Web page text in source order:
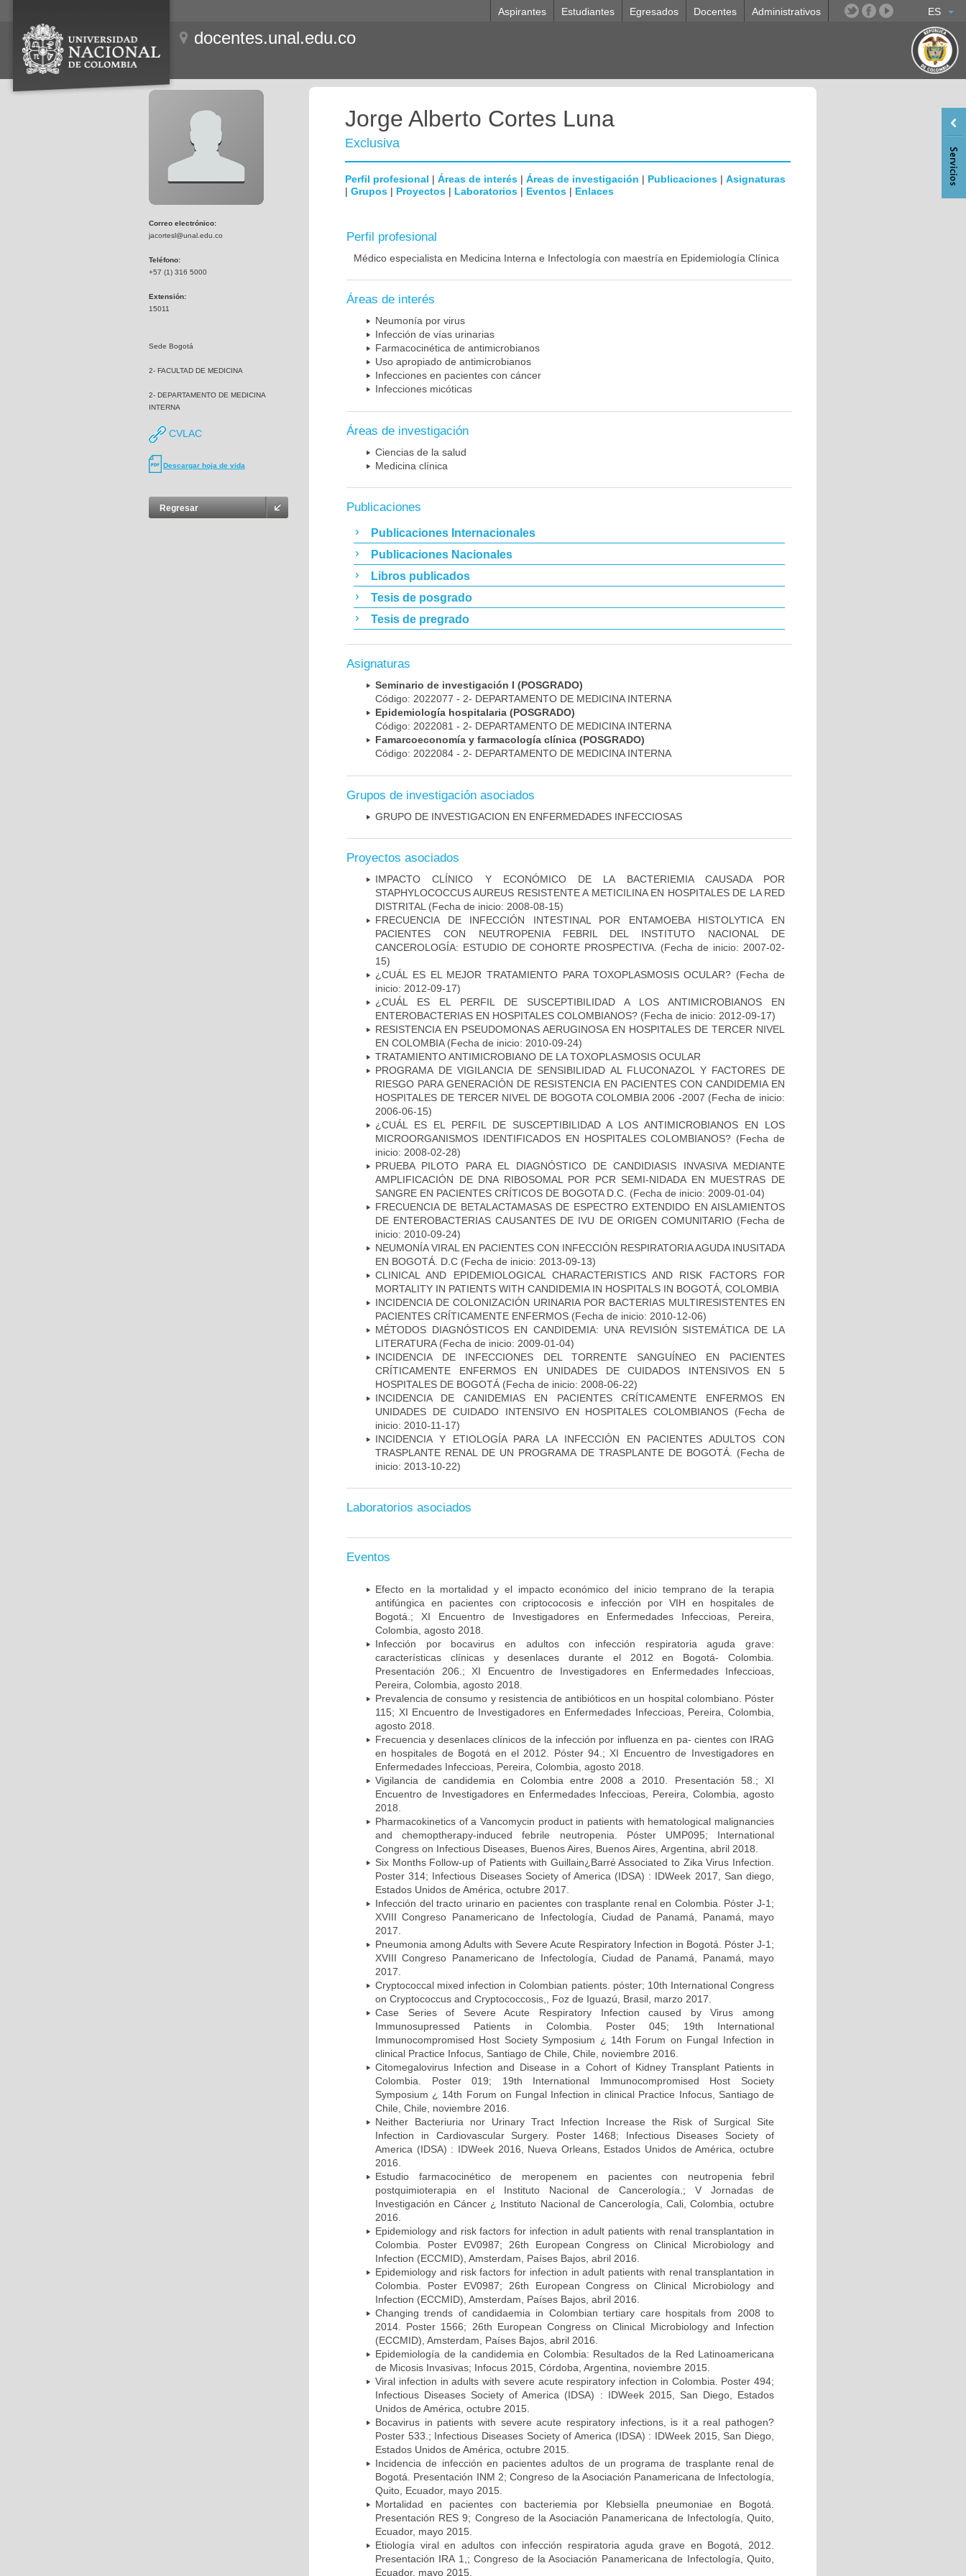
ES
Aspirantes Estudiantes Egresados Docentes Administrativos
docentes.unal.edu.co
Correo electrónico:
jacortesl@unal.edu.co
Teléfono:
+57 (1) 316 5000
Extensión:
15011
Sede Bogotá
2- FACULTAD DE MEDICINA
2- DEPARTAMENTO DE MEDICINA
INTERNA
CVLAC
Descargar hoja de vida
Regresar
Jorge Alberto Cortes Luna
Exclusiva
Perfil profesional | Áreas de interés | Áreas de investigación | Publicaciones | Asignaturas
| Grupos | Proyectos | Laboratorios | Eventos | Enlaces
Perfil profesional
Médico especialista en Medicina Interna e Infectología con maestría en Epidemiología Clínica
Áreas de interés
Neumonía por virus
Infección de vías urinarias
Farmacocinética de antimicrobianos
Uso apropiado de antimicrobianos
Infecciones en pacientes con cáncer
Infecciones micóticas
Áreas de investigación
Ciencias de la salud
Medicina clínica
Publicaciones
Publicaciones Internacionales
Publicaciones Nacionales
Libros publicados
Tesis de posgrado
Tesis de pregrado
Asignaturas
Seminario de investigación I (POSGRADO)
Código: 2022077 - 2- DEPARTAMENTO DE MEDICINA INTERNA
Epidemiología hospitalaria (POSGRADO)
Código: 2022081 - 2- DEPARTAMENTO DE MEDICINA INTERNA
Famarcoeconomía y farmacología clínica (POSGRADO)
Código: 2022084 - 2- DEPARTAMENTO DE MEDICINA INTERNA
Grupos de investigación asociados
GRUPO DE INVESTIGACION EN ENFERMEDADES INFECCIOSAS
Proyectos asociados
IMPACTO CLÍNICO Y ECONÓMICO DE LA BACTERIEMIA CAUSADA POR
STAPHYLOCOCCUS AUREUS RESISTENTE A METICILINA EN HOSPITALES DE LA RED
DISTRITAL (Fecha de inicio: 2008-08-15)
FRECUENCIA DE INFECCIÓN INTESTINAL POR ENTAMOEBA HISTOLYTICA EN
PACIENTES CON NEUTROPENIA FEBRIL DEL INSTITUTO NACIONAL DE
CANCEROLOGÍA: ESTUDIO DE COHORTE PROSPECTIVA.
(Fecha de inicio: 2007-02-
15)
¿CUÁL ES EL MEJOR TRATAMIENTO PARA TOXOPLASMOSIS OCULAR? (Fecha de
inicio: 2012-09-17)
¿CUÁL ES EL PERFIL DE SUSCEPTIBILIDAD A LOS ANTIMICROBIANOS EN
ENTEROBACTERIAS EN HOSPITALES COLOMBIANOS? (Fecha de inicio: 2012-09-17)
RESISTENCIA EN PSEUDOMONAS AERUGINOSA EN HOSPITALES DE TERCER NIVEL
EN COLOMBIA (Fecha de inicio: 2010-09-24)
TRATAMIENTO ANTIMICROBIANO DE LA TOXOPLASMOSIS OCULAR
PROGRAMA DE VIGILANCIA DE SENSIBILIDAD AL FLUCONAZOL Y FACTORES DE
RIESGO PARA GENERACIÓN DE RESISTENCIA EN PACIENTES CON CANDIDEMIA EN
HOSPITALES DE TERCER NIVEL DE BOGOTA COLOMBIA 2006 -2007 (Fecha de inicio:
2006-06-15)
¿CUÁL ES EL PERFIL DE SUSCEPTIBILIDAD A LOS ANTIMICROBIANOS EN LOS
MICROORGANISMOS IDENTIFICADOS EN HOSPITALES COLOMBIANOS? (Fecha de
inicio: 2008-02-28)
PRUEBA PILOTO PARA EL DIAGNÓSTICO DE CANDIDIASIS INVASIVA MEDIANTE
AMPLIFICACIÓN DE DNA RIBOSOMAL POR PCR SEMI-NIDADA EN MUESTRAS DE
SANGRE EN PACIENTES CRÍTICOS DE BOGOTA D.C. (Fecha de inicio: 2009-01-04)
FRECUENCIA DE BETALACTAMASAS DE ESPECTRO EXTENDIDO EN AISLAMIENTOS
DE ENTEROBACTERIAS CAUSANTES DE IVU DE ORIGEN COMUNITARIO(Fecha de
inicio: 2010-09-24)
NEUMONÍA VIRAL EN PACIENTES CON INFECCIÓN RESPIRATORIA AGUDA INUSITADA
EN BOGOTÁ. D.C (Fecha de inicio: 2013-09-13)
CLINICAL AND EPIDEMIOLOGICAL CHARACTERISTICS AND RISK FACTORS FOR
MORTALITY IN PATIENTS WITH CANDIDEMIA IN HOSPITALS IN BOGOTÁ, COLOMBIA
INCIDENCIA DE COLONIZACIÓN URINARIA POR BACTERIAS MULTIRESISTENTES EN
PACIENTES CRÍTICAMENTE ENFERMOS (Fecha de inicio: 2010-12-06)
MÉTODOS DIAGNÓSTICOS EN CANDIDEMIA: UNA REVISIÓN SISTEMÁTICA DE LA
LITERATURA(Fecha de inicio: 2009-01-04)
INCIDENCIA DE INFECCIONES DEL TORRENTE SANGUÍNEO EN PACIENTES
CRÍTICAMENTE ENFERMOS EN UNIDADES DE CUIDADOS INTENSIVOS EN 5
HOSPITALES DE BOGOTÁ (Fecha de inicio: 2008-06-22)
INCIDENCIA DE CANIDEMIAS EN PACIENTES CRÍTICAMENTE ENFERMOS EN
UNIDADES DE CUIDADO INTENSIVO EN HOSPITALES COLOMBIANOS (Fecha de
inicio: 2010-11-17)
INCIDENCIA Y ETIOLOGÍA PARA LA INFECCIÓN EN PACIENTES ADULTOS CON
TRASPLANTE RENAL DE UN PROGRAMA DE TRASPLANTE DE BOGOTÁ.
(Fecha de
inicio: 2013-10-22)
Laboratorios asociados
Eventos
Efecto en la mortalidad y el impacto económico del inicio temprano de la terapia
antifúngica en pacientes con criptococosis e infección por VIH en hospitales de
Bogotá.; XI Encuentro de Investigadores en Enfermedades Infeccioas, Pereira,
Colombia, agosto 2018.
Infección por bocavirus en adultos con infección respiratoria aguda grave:
características clínicas y desenlaces durante el 2012 en Bogotá- Colombia.
Presentación 206.; XI Encuentro de Investigadores en Enfermedades Infeccioas,
Pereira, Colombia, agosto 2018.
Prevalencia de consumo y resistencia de antibióticos en un hospital colombiano. Póster
115; XI Encuentro de Investigadores en Enfermedades Infeccioas, Pereira, Colombia,
agosto 2018.
Frecuencia y desenlaces clínicos de la infección por influenza en pa- cientes con IRAG
en hospitales de Bogotá en el 2012. Póster 94.; XI Encuentro de Investigadores en
Enfermedades Infeccioas, Pereira, Colombia, agosto 2018.
Vigilancia de candidemia en Colombia entre 2008 a 2010. Presentación 58.; XI
Encuentro de Investigadores en Enfermedades Infeccioas, Pereira, Colombia, agosto
2018.
Pharmacokinetics of a Vancomycin product in patients with hematological malignancies
and chemoptherapy-induced febrile neutropenia. Póster UMP095; International
Congress on Infectious Diseases, Buenos Aires, Buenos Aires, Argentina, abril 2018.
Six Months Follow-up of Patients with Guillain¿Barré Associated to Zika Virus Infection.
Poster 314; Infectious Diseases Society of America (IDSA) : IDWeek 2017, San diego,
Estados Unidos de América, octubre 2017.
Infección del tracto urinario en pacientes con trasplante renal en Colombia. Póster J-1;
XVIII Congreso Panamericano de Infectología, Ciudad de Panamá, Panamá, mayo
2017.
Pneumonia among Adults with Severe Acute Respiratory Infection in Bogotá. Póster J-1;
XVIII Congreso Panamericano de Infectología, Ciudad de Panamá, Panamá, mayo
2017.
Cryptococcal mixed infection in Colombian patients. póster; 10th International Congress
on Cryptococcus and Cryptococcosis,, Foz de Iguazú, Brasil, marzo 2017.
Case Series of Severe Acute Respiratory Infection caused by Virus among
Immunosupressed Patients in Colombia. Poster 045; 19th International
Immunocompromised Host Society Symposium ¿ 14th Forum on Fungal Infection in
clinical Practice Infocus, Santiago de Chile, Chile, noviembre 2016.
Citomegalovirus Infection and Disease in a Cohort of Kidney Transplant Patients in
Colombia. Poster 019; 19th International Immunocompromised Host Society
Symposium ¿ 14th Forum on Fungal Infection in clinical Practice Infocus, Santiago de
Chile, Chile, noviembre 2016.
Neither Bacteriuria nor Urinary Tract Infection Increase the Risk of Surgical Site
Infection in Cardiovascular Surgery. Poster 1468; Infectious Diseases Society of
America (IDSA) : IDWeek 2016, Nueva Orleans, Estados Unidos de América, octubre
2016.
Estudio farmacocinético de meropenem en pacientes con neutropenia febril
postquimioterapia en el Instituto Nacional de Cancerología.; V Jornadas de
Investigación en Cáncer ¿ Instituto Nacional de Cancerología, Cali, Colombia, octubre
2016.
Epidemiology and risk factors for infection in adult patients with renal transplantation in
Colombia. Poster EV0987; 26th European Congress on Clinical Microbiology and
Infection (ECCMID), Amsterdam, Países Bajos, abril 2016.
Epidemiology and risk factors for infection in adult patients with renal transplantation in
Colombia. Poster EV0987; 26th European Congress on Clinical Microbiology and
Infection (ECCMID), Amsterdam, Países Bajos, abril 2016.
Changing trends of candidaemia in Colombian tertiary care hospitals from 2008 to
2014. Poster 1566; 26th European Congress on Clinical Microbiology and Infection
(ECCMID), Amsterdam, Países Bajos, abril 2016.
Epidemiología de la candidemia en Colombia: Resultados de la Red Latinoamericana
de Micosis Invasivas; Infocus 2015, Córdoba, Argentina, noviembre 2015.
Viral infection in adults with severe acute respiratory infection in Colombia. Poster 494;
Infectious Diseases Society of America (IDSA) : IDWeek 2015, San Diego, Estados
Unidos de América, octubre 2015.
Bocavirus in patients with severe acute respiratory infections, is it a real pathogen?
Poster 533.; Infectious Diseases Society of America (IDSA) : IDWeek 2015, San Diego,
Estados Unidos de América, octubre 2015.
Incidencia de infección en pacientes adultos de un programa de trasplante renal de
Bogotá. Presentación INM 2; Congreso de la Asociación Panamericana de Infectología,
Quito, Ecuador, mayo 2015.
Mortalidad en pacientes con bacteriemia por Klebsiella pneumoniae en Bogotá.
Presentación RES 9; Congreso de la Asociación Panamericana de Infectología, Quito,
Ecuador, mayo 2015.
Etiología viral en adultos con infección respiratoria aguda grave en Bogotá, 2012.
Presentación IRA 1,; Congreso de la Asociación Panamericana de Infectología, Quito,
Ecuador, mayo 2015.